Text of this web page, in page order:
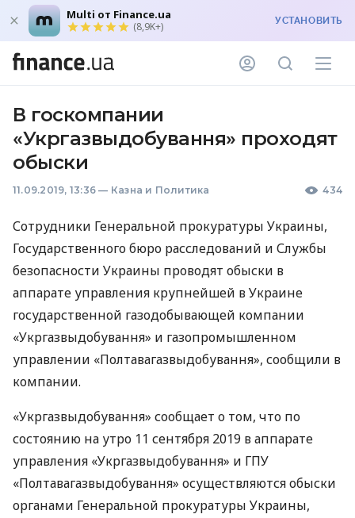
Multi от Finance.ua
(8,9K+) УСТАНОВИТЬ
В госкомпании
«Укргазвыдобування» проходят
обыски
11.09.2019, 13:36 — Казна и Политика 434
Сотрудники Генеральной прокуратуры Украины,
Государственного бюро расследований и Службы
безопасности Украины проводят обыски в
аппарате управления крупнейшей в Украине
государственной газодобывающей компании
«Укргазвыдобування» и газопромышленном
управлении «Полтавагазвыдобування», сообщили в
компании.
«Укргазвыдобування» сообщает о том, что по
состоянию на утро 11 сентября 2019 в аппарате
управления «Укргазвыдобування» и ГПУ
«Полтавагазвыдобування» осуществляются обыски
органами Генеральной прокуратуры Украины,